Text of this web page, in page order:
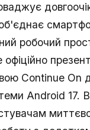
робочий
офіційно
Continue On
Android 17.